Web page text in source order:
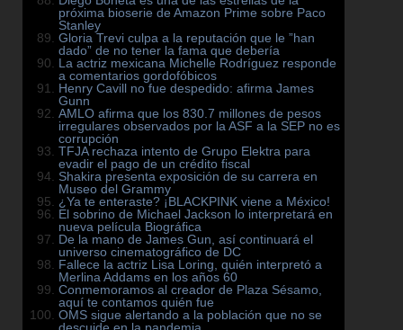
próxima bioserie de Amazon Prime sobre Paco
Stanley
Gloria Trevi culpa a la reputación que le ”han
dado” de no tener la fama que debería
La actriz mexicana Michelle Rodríguez responde
a comentarios gordofóbicos
Henry Cavill no fue despedido: afirma James
Gunn
AMLO afirma que los 830.7 millones de pesos
irregulares observados por la ASF a la SEP no es
corrupción
TFJA rechaza intento de Grupo Elektra para
evadir el pago de un crédito fiscal
Shakira presenta exposición de su carrera en
Museo del Grammy
¿Ya te enteraste? ¡BLACKPINK viene a México!
El sobrino de Michael Jackson lo interpretará en
nueva película Biográfica
De la mano de James Gun, así continuará el
universo cinematográfico de DC
Fallece la actriz Lisa Loring, quién interpretó a
Merlina Addams en los años 60
Conmemoramos al creador de Plaza Sésamo,
aquí te contamos quién fue
OMS sigue alertando a la población que no se